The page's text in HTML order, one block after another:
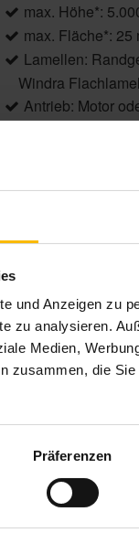
und Anzeigen zu
zu analysieren.
Medien,
zusammen, die
Präferenzen
max. Höhe*:
max. Fläche*: 25
Lamellen:
Windra
Antrieb: Motor
(*Typen- und
Basis-
nahezu jede
Farben und
Brillante Extras
SenSigna: